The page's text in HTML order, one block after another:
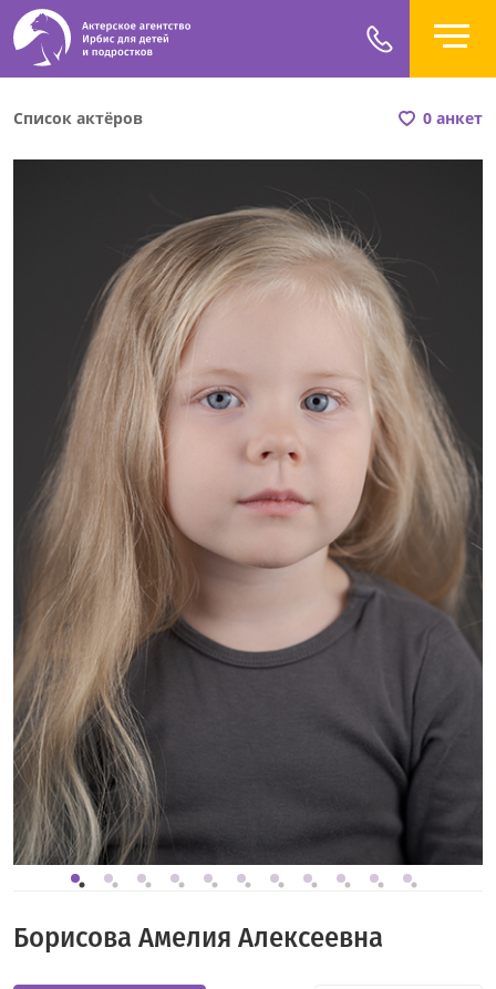
Список актёров 0 анкет
Борисова Амелия Алексеевна